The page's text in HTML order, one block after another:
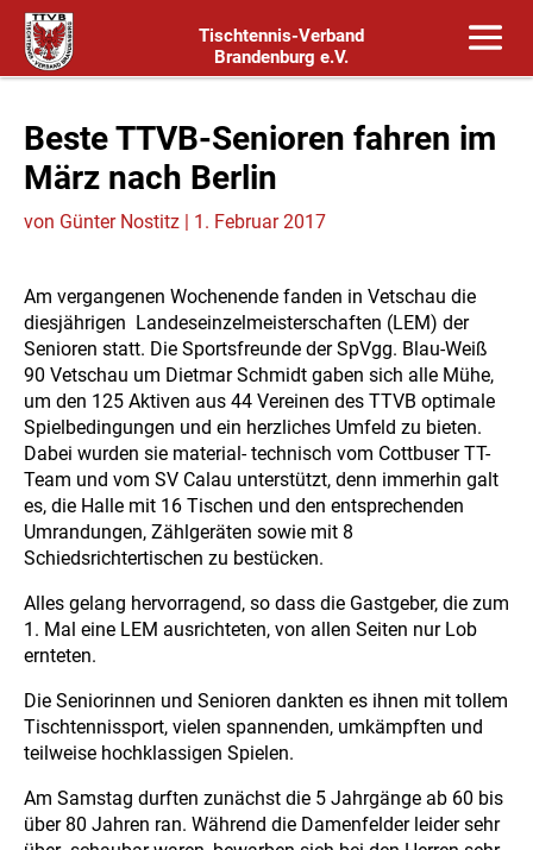
Tischtennis-Verband
Brandenburg e.V.
Beste TTVB-Senioren fahren im
März nach Berlin
von Günter Nostitz | 1. Februar 2017
Am vergangenen Wochenende fanden in Vetschau die
diesjährigen Landeseinzelmeisterschaften (LEM) der
Senioren statt. Die Sportsfreunde der SpVgg. Blau-Weiß
90 Vetschau um Dietmar Schmidt gaben sich alle Mühe,
um den 125 Aktiven aus 44 Vereinen des TTVB optimale
Spielbedingungen und ein herzliches Umfeld zu bieten.
Dabei wurden sie material- technisch vom Cottbuser TT-
Team und vom SV Calau unterstützt, denn immerhin galt
es, die Halle mit 16 Tischen und den entsprechenden
Umrandungen, Zählgeräten sowie mit 8
Schiedsrichtertischen zu bestücken.
Alles gelang hervorragend, so dass die Gastgeber, die zum
1. Mal eine LEM ausrichteten, von allen Seiten nur Lob
ernteten.
Die Seniorinnen und Senioren dankten es ihnen mit tollem
Tischtennissport, vielen spannenden, umkämpften und
teilweise hochklassigen Spielen.
Am Samstag durften zunächst die 5 Jahrgänge ab 60 bis
über 80 Jahren ran. Während die Damenfelder leider sehr